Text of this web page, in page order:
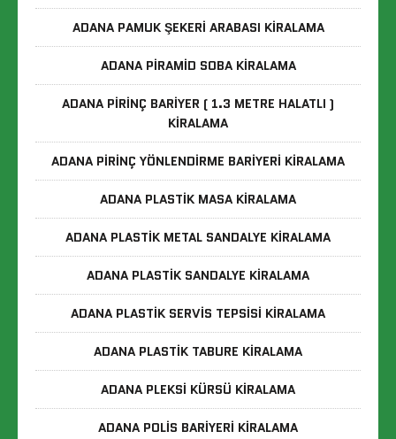
ADANA PAMUK ŞEKERI ARABASI KIRALAMA
ADANA PIRAMID SOBA KIRALAMA
ADANA PIRINÇ BARIYER ( 1.3 METRE HALATLI )
KIRALAMA
ADANA PIRINÇ YÖNLENDIRME BARIYERI KIRALAMA
ADANA PLASTIK MASA KIRALAMA
ADANA PLASTIK METAL SANDALYE KIRALAMA
ADANA PLASTIK SANDALYE KIRALAMA
ADANA PLASTIK SERVIS TEPSISI KIRALAMA
ADANA PLASTIK TABURE KIRALAMA
ADANA PLEKSI KÜRSÜ KIRALAMA
ADANA POLIS BARIYERI KIRALAMA